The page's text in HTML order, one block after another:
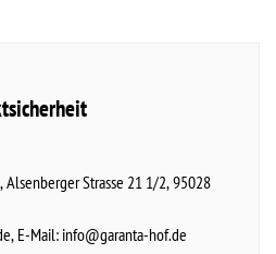
Alsenberger Strasse 21 1/2 95028
E-Mail: info@garanta-hof.de